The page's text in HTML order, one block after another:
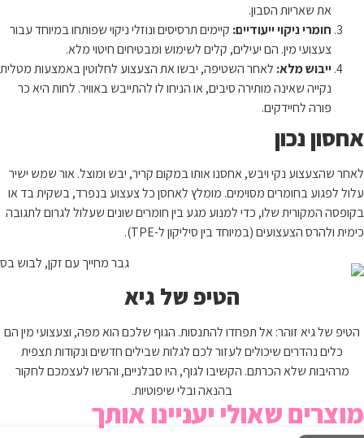
את שאריות הסבון.
חומרי ניקוי ייעודיים: קיימים תרסיסים ונוזלי ניקוי שפותחו במיוחד עבור
צעצועי מין. הם יעילים, קלים לשימוש ומבטיחים חיטוי מלא.
ייבוש מלא: לאחר השטיפה, יבשו את הצעצוע לחלוטין באמצעות מטלית
נקייה שאינה מותירה סיבים, או הניחו לו להתייבש באוויר. לחות היא כר
פורה לחיידקים.
אחסון נכון
לאחר שהצעצוע נקי ויבש, אחסנו אותו במקום קריר, יבש ומוצל. אור שמש ישיר
עלול לפגוע בחומרים מסוימים. מומלץ לאחסן כל צעצוע בנפרד, בשקית בד או
בקופסה המקורית שלו, כדי למנוע מגע בין חומרים שונים שעלול לגרום לתגובה
כימית ולהרס הצעצועים (במיוחד בין סיליקון ל-TPE).
הטיפ של גיא
הטיפ של גיא זוהר: אל תפחדו להתנסות. הגוף שלכם הוא מפה, וצעצועי מין הם
כלים נהדרים שיכולים לעזור לכם לגלות שבילים חדשים ונקודות תצפית
מרהיבות שלא הכרתם. הקשיבו לגוף, היו סבלניים, והרשו לעצמכם לחקור
בהנאה ובלי שיפוטיות.
מוצרים שאולי יעניינו אותך